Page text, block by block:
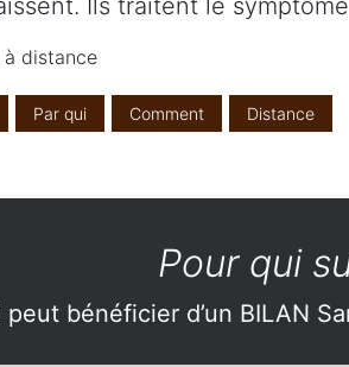
Ils traitent le
distance
Par qui Comment Distance
Pour qui
peut bénéficier d’un BILAN